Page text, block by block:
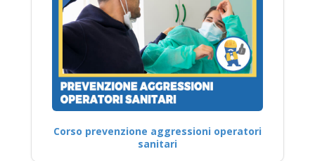
Corso prevenzione aggressioni operatori
sanitari